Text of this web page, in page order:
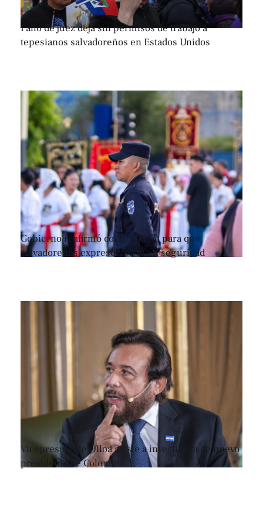
Fallo de juez deja sin permisos de trabajo a
tepesianos salvadoreños en Estados Unidos
Gobierno reafirmó compromiso para que
salvadoreños expresen su fe en seguridad
Vicepresidente Ulloa asiste a investidura de nuevo
presidente de Colombia